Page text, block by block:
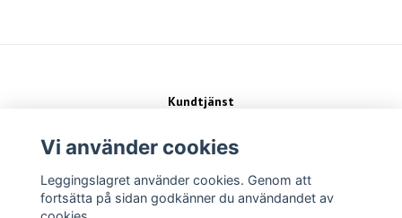
Kundtjänst
Köpvillkor
Sociala medier
Vi använder cookies
Leggingslagret använder cookies. Genom att
fortsätta på sidan godkänner du användandet av